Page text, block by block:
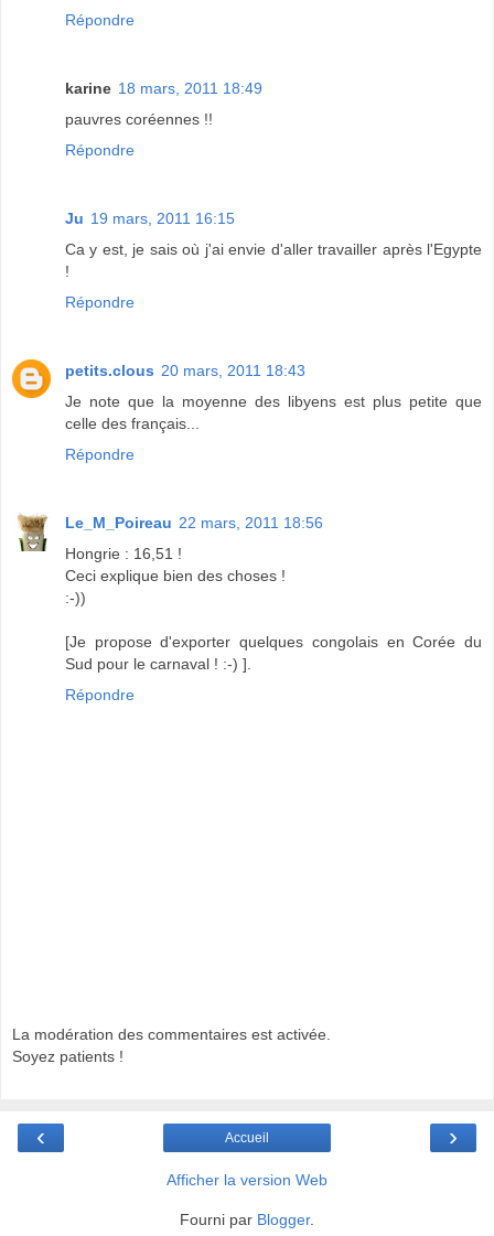
Répondre
karine 18 mars, 2011 18:49
pauvres coréennes !!
Répondre
Ju 19 mars, 2011 16:15
Ca y est, je sais où j'ai envie d'aller travailler après l'Egypte
!
Répondre
petits.clous 20 mars, 2011 18:43
Je note que la moyenne des libyens est plus petite que
celle des français...
Répondre
Le_M_Poireau 22 mars, 2011 18:56
Hongrie : 16,51 !
Ceci explique bien des choses !
:-))
[Je propose d'exporter quelques congolais en Corée du
Sud pour le carnaval ! :-) ].
Répondre
La modération des commentaires est activée.
Soyez patients !
‹ ›
Accueil
Afficher la version Web
Fourni par Blogger.